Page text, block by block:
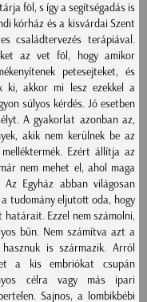
föl, s így a segítségadás is
kórház és a kisvárdai Szent
családtervezés terápiával.
az vet föl, hogy amikor
petesejteket, és
ki, akkor mi lesz ezekkel a
súlyos kérdés. Jó esetben
A gyakorlat azonban az,
akik nem kerülnek be az
Ezért állítja az
nem mehet el, ahol maga
Egyház abban világosan
tudomány eljutott oda, hogy
határait. Ezzel nem számolni,
bűn. Nem számítva azt a
is származik. Arról
a kis embriókat csupán
célra vagy más ipari
Sajnos, a lombikbébi